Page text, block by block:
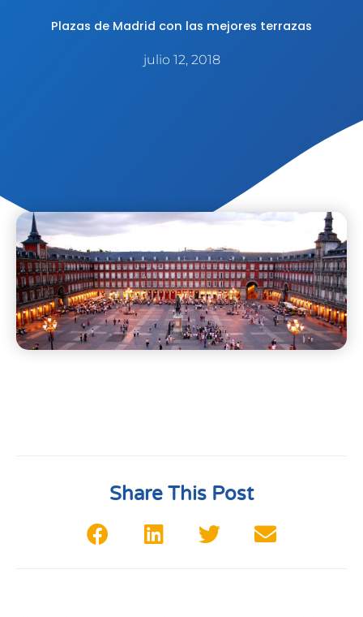
Plazas de Madrid con las mejores terrazas
julio 12, 2018
Share This Post